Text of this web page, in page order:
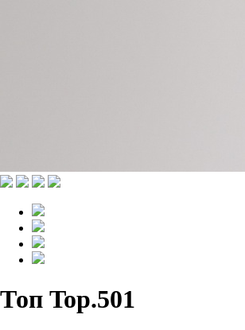
Топ Top.501